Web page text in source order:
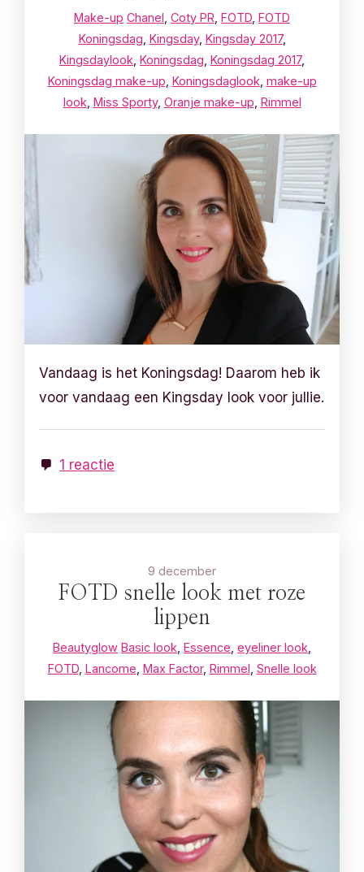
Make-up Chanel Coty PR FOTD FOTD
Koningsdag Kingsday, Kingsday 2017,
Kingsdaylook Koningsdag Koningsdag 2017,
Koningsdag make-up Koningsdaglook make-up
look Miss Sporty, Oranje make-up Rimmel
Vandaag is het Koningsdag! Daarom heb ik
voor vandaag een Kingsday look voor jullie.
1 reactie
9 december
FOTD snelle look met roze
lippen
Beautyglow Basic look Essence eyeliner look
FOTD, Lancome Max Factor, Rimmel Snelle look